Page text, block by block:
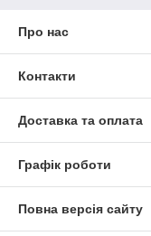
Про нас
Контакти
Доставка та оплата
Графік роботи
Повна версія сайту